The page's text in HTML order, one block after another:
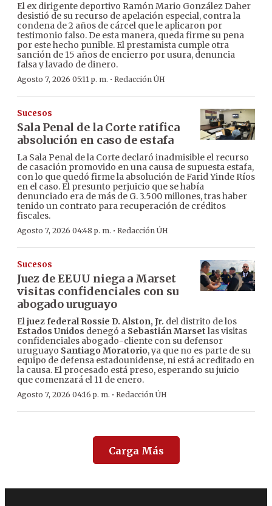
El ex dirigente deportivo Ramón Mario González Daher
desistió de su recurso de apelación especial, contra la
condena de 2 años de cárcel que le aplicaron por
testimonio falso. De esta manera, queda firme su pena
por este hecho punible. El prestamista cumple otra
sanción de 15 años de encierro por usura, denuncia
falsa y lavado de dinero.
Agosto 7, 2026 05:11 p. m. · Redacción ÚH
Sucesos
Sala Penal de la Corte ratifica
absolución en caso de estafa
La Sala Penal de la Corte declaró inadmisible el recurso
de casación promovido en una causa de supuesta estafa,
con lo que quedó firme la absolución de Farid Yinde Ríos
en el caso. El presunto perjuicio que se había
denunciado era de más de G. 3.500 millones, tras haber
tenido un contrato para recuperación de créditos
fiscales.
Agosto 7, 2026 04:48 p. m. · Redacción ÚH
Sucesos
Juez de EEUU niega a Marset
visitas confidenciales con su
abogado uruguayo
Eljuez federal Rossie D. Alston, Jr. del distrito de los
Estados Unidos denegó a Sebastián Marset las visitas
confidenciales abogado-cliente con su defensor
uruguayo Santiago Moratorio, ya que no es parte de su
equipo de defensa estadounidense, ni está acreditado en
la causa. El procesado está preso, esperando su juicio
que comenzará el 11 de enero.
Agosto 7, 2026 04:16 p. m. · Redacción ÚH
Carga Más